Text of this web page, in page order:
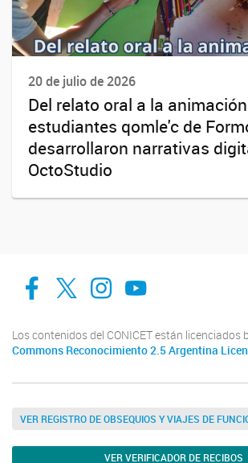
20 de julio de 2026
Del relato oral a la
estudiantes qomle'c de
desarrollaron narrativas
OctoStudio
facebook
twitter
Instagram
Canal de Youtube
Los contenidos del CONICET están licenciados
Commons Reconocimiento 2.5 Argentina
VER REGISTRO DE OBSEQUIOS Y VIAJES DE
VER VERIFICADOR DE RECIBOS